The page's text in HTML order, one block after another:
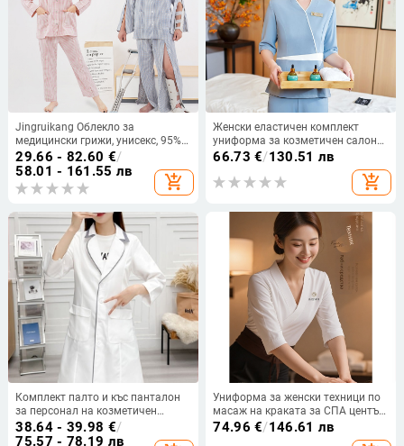
Jingruikang Облекло за
медицински грижи, унисекс, 95%
памук, раглан ръкав, кръгла яка,
дължина 80–100 см, пролет/есен
29.66 - 82.60 €/
58.01 - 161.55 лв
add_shopping_cart
Женски еластичен комплект
униформа за козметичен салон
за СПА и грижа за кожата, 3/4
полиестер-спандекс (95%
полиестер, <30% спандекс),
подходящ за пролет-есен,
дължина 50–65 см
66.73 €/130.51 лв
add_shopping_cart
Комплект палто и къс панталон
за персонал на козметичен
салон, влагоотвеждащ
полиестер, ръкав 9/10, кръгло
38.64 - 39.98 €/
75.57 - 78.19 лв
Униформа за женски техници по
масаж на краката за СПА център
– бързосъхнеща полиестер/
еластан, горна част с 3/4 ръкави
74.96 €/146.61 лв